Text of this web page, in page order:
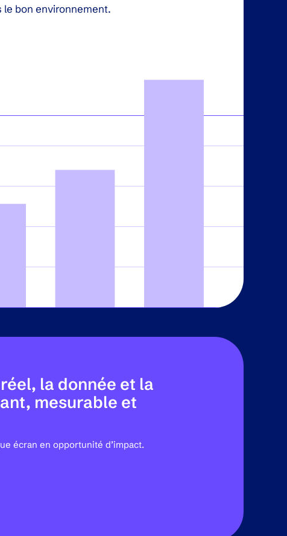
le bon environnement.
la donnée et la
mesurable et
écran en opportunité d’impact.